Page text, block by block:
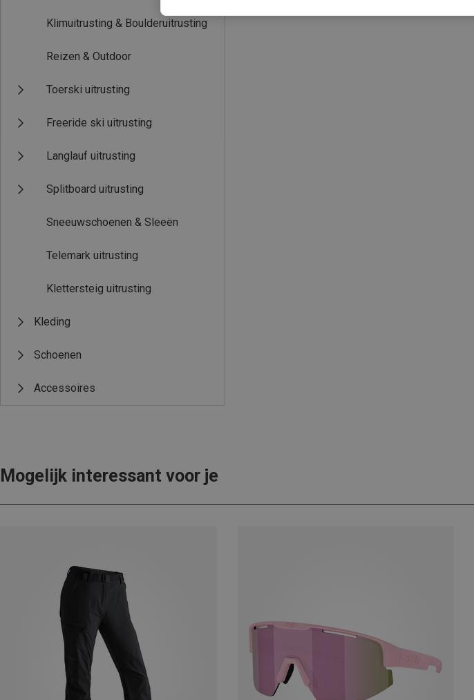
Klimuitrusting & Boulderuitrusting
Reizen & Outdoor
Toerski uitrusting
Freeride ski uitrusting
Langlauf uitrusting
Splitboard uitrusting
Sneeuwschoenen & Sleeën
Telemark uitrusting
Klettersteig uitrusting
Kleding
Schoenen
Accessoires
Mogelijk interessant voor je